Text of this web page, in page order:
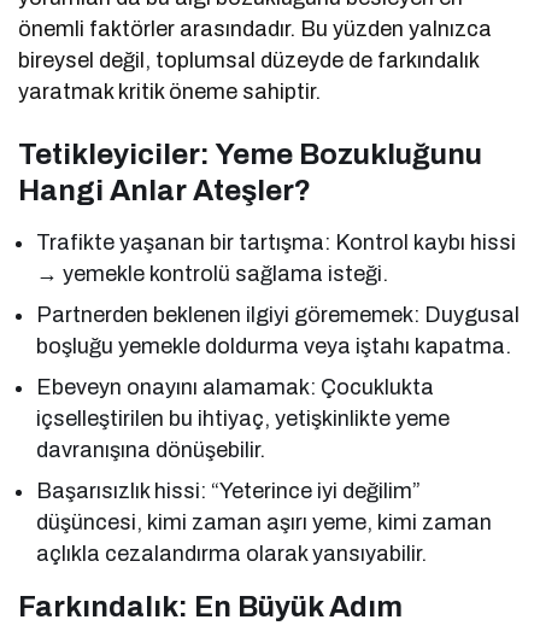
önemli faktörler arasındadır. Bu yüzden yalnızca
bireysel değil, toplumsal düzeyde de farkındalık
yaratmak kritik öneme sahiptir.
Tetikleyiciler: Yeme Bozukluğunu
Hangi Anlar Ateşler?
Trafikte yaşanan bir tartışma: Kontrol kaybı hissi
→ yemekle kontrolü sağlama isteği.
Partnerden beklenen ilgiyi görememek: Duygusal
boşluğu yemekle doldurma veya iştahı kapatma.
Ebeveyn onayını alamamak: Çocuklukta
içselleştirilen bu ihtiyaç, yetişkinlikte yeme
davranışına dönüşebilir.
Başarısızlık hissi: “Yeterince iyi değilim”
düşüncesi, kimi zaman aşırı yeme, kimi zaman
açlıkla cezalandırma olarak yansıyabilir.
Farkındalık: En Büyük Adım